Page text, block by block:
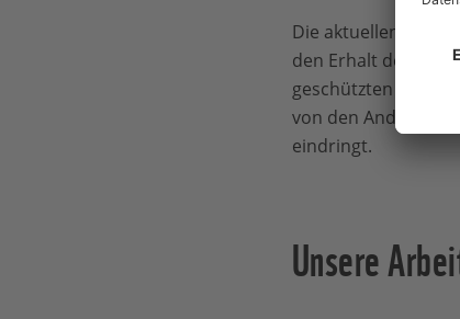
Die aktuellen
den Erhalt der
geschützten
von den Anden her
eindringt.
Unsere